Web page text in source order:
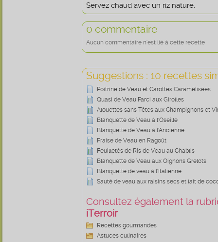
Servez chaud avec un riz nature.
0 commentaire
Aucun commentaire n'est lié à cette recette
Suggestions : 10 recettes
Poitrine de Veau et Carottes Caramélisées
Quasi de Veau Farci aux Girolles
Alouettes sans Têtes aux Champignons et
Blanquette de Veau à l'Oseille
Blanquette de Veau à l’Ancienne
Fraise de Veau en Ragoût
Feuilletés de Ris de Veau au Chablis
Blanquette de Veau aux Oignons Grelots
Blanquette de veau à l'Italienne
Sauté de veau aux raisins secs et lait de
Consultez également la
iTerroir
Recettes gourmandes
Astuces culinaires